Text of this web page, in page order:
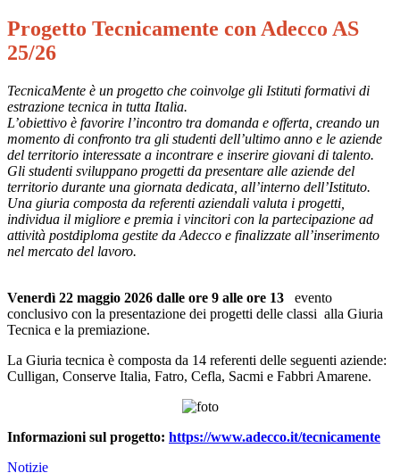
Progetto Tecnicamente con Adecco AS
25/26
TecnicaMente è un progetto che coinvolge gli Istituti formativi di
estrazione tecnica in tutta Italia.
L’obiettivo è favorire l’incontro tra domanda e offerta, creando un
momento di confronto tra gli studenti dell’ultimo anno e le aziende
del territorio interessate a incontrare e inserire giovani di talento.
Gli studenti sviluppano progetti da presentare alle aziende del
territorio durante una giornata dedicata, all’interno dell’Istituto.
Una giuria composta da referenti aziendali valuta i progetti,
individua il migliore e premia i vincitori con la partecipazione ad
attività postdiploma gestite da Adecco e finalizzate all’inserimento
nel mercato del lavoro.
Venerdì 22 maggio 2026 dalle ore 9 alle ore 13
evento
conclusivo con la presentazione dei progetti delle classi alla Giuria
Tecnica e la premiazione.
La Giuria tecnica è composta da 14 referenti delle seguenti aziende:
Culligan, Conserve Italia, Fatro, Cefla, Sacmi e Fabbri Amarene.
Informazioni sul progetto: https://www.adecco.it/tecnicamente
Notizie